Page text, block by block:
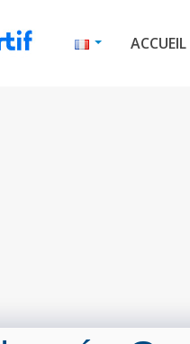
ACCUEIL